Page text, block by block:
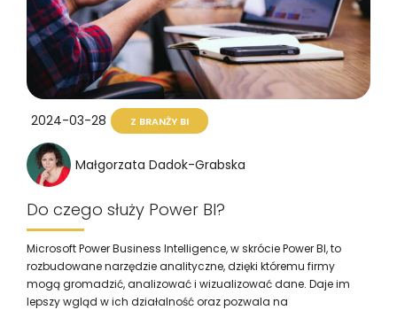
2024-03-28 Z BRANŻY BI
Małgorzata Dadok-Grabska
Do czego służy Power BI?
Microsoft Power Business Intelligence, w skrócie Power BI, to
rozbudowane narzędzie analityczne, dzięki któremu firmy
mogą gromadzić, analizować i wizualizować dane. Daje im
lepszy wgląd w ich działalność oraz pozwala na